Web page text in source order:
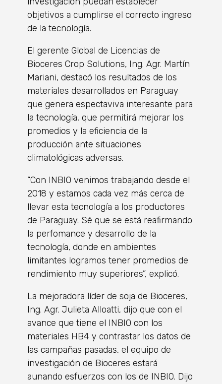
objetivos a cumplirse el correcto ingreso
de la tecnología.
El gerente Global de Licencias de
Bioceres Crop Solutions, Ing. Agr. Martín
Mariani, destacó los resultados de los
materiales desarrollados en Paraguay
que genera espectaviva interesante para
la tecnología, que permitirá mejorar los
promedios y la eficiencia de la
producción ante situaciones
climatológicas adversas.
“Con INBIO venimos trabajando desde el
2018 y estamos cada vez más cerca de
llevar esta tecnología a los productores
de Paraguay. Sé que se está reafirmando
la perfomance y desarrollo de la
tecnología, donde en ambientes
limitantes logramos tener promedios de
rendimiento muy superiores”, explicó.
La mejoradora líder de soja de Bioceres,
Ing. Agr. Julieta Alloatti, dijo que con el
avance que tiene el INBIO con los
materiales HB4 y contrastar los datos de
las campañas pasadas, el equipo de
investigación de Bioceres estará
aunando esfuerzos con los de INBIO. Dijo